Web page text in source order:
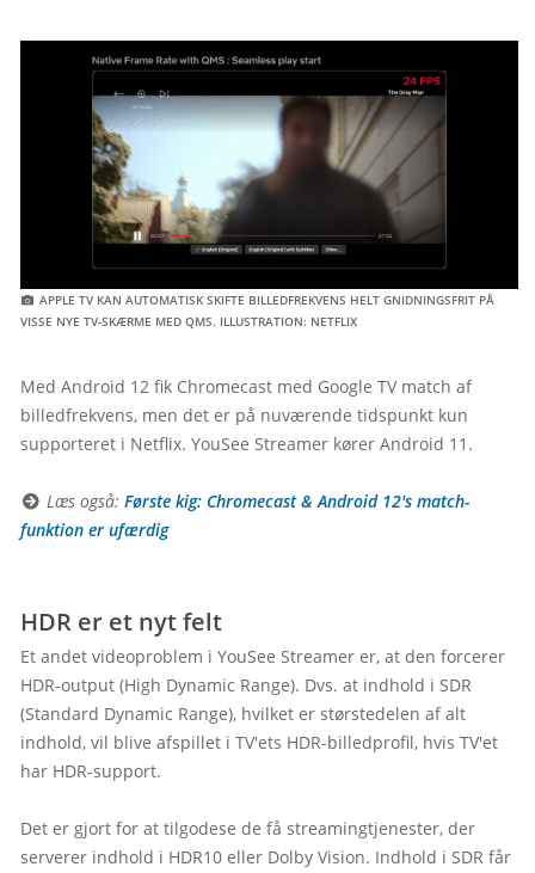
APPLE TV KAN AUTOMATISK SKIFTE BILLEDFREKVENS HELT GNIDNINGSFRIT PÅ
VISSE NYE TV-SKÆRME MED QMS. ILLUSTRATION: NETFLIX
Med Android 12 fik Chromecast med Google TV match af
billedfrekvens, men det er på nuværende tidspunkt kun
supporteret i Netflix. YouSee Streamer kører Android 11.
Læs også: Første kig: Chromecast & Android 12's match-
funktion er ufærdig
HDR er et nyt felt
Et andet videoproblem i YouSee Streamer er, at den forcerer
HDR-output (High Dynamic Range). Dvs. at indhold i SDR
(Standard Dynamic Range), hvilket er størstedelen af alt
indhold, vil blive afspillet i TV'ets HDR-billedprofil, hvis TV'et
har HDR-support.
Det er gjort for at tilgodese de få streamingtjenester, der
serverer indhold i HDR10 eller Dolby Vision. Indhold i SDR får